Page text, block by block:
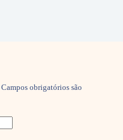
Campos obrigatórios são